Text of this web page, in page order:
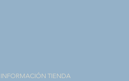
INFORMACIÓN TIENDA